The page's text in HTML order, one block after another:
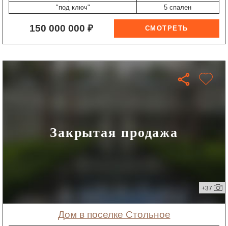
"под ключ"
5 спален
150 000 000 ₽
Закрытая продажа
+37
дом в поселке Стольное